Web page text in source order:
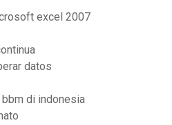
excel 2007
datos
di indonesia